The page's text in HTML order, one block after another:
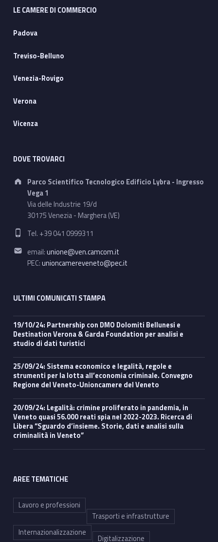
LE CAMERE DI COMMERCIO
Padova
Treviso-Belluno
Venezia-Rovigo
Verona
Vicenza
DOVE TROVARCI
Address:
Parco Scientifico Tecnologico Edificio Lybra - Ingresso
Vega 1
Via delle Industrie 19/d
30175 Venezia - Marghera (VE)
Phone number:
Tel. +39 041 0999311
Email address:
email:unione@ven.camcom.it
PEC:unioncamereveneto@pec.it
ULTIMI COMUNICATI STAMPA
19/10/24: Partnership con DMO Dolomiti Bellunesi e
Destination Verona & Garda Foundation per analisi e
studio di dati turistici
25/09/24: Sistema economico e legalità, regole e
strumenti per la lotta all’economia criminale. Convegno
Regione del Veneto-Unioncamere del Veneto
20/09/24: Legalità: crimine proliferato in pandemia, in
Veneto quasi 56.000 reati spia nel 2022-2023. Ricerca di
Libera “Sguardo d’insieme. Storie, dati e analisi sulla
criminalità in Veneto”
AREE TEMATICHE
Lavoro e professioni
Trasporti e infrastrutture
Internazionalizzazione
Digitalizzazione